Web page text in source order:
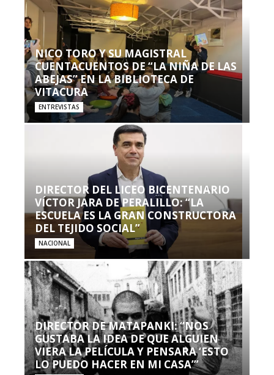
NICO TORO Y SU MAGISTRAL
CUENTACUENTOS DE “LA NIÑA DE LAS
ABEJAS” EN LA BIBLIOTECA DE
VITACURA
ENTREVISTAS
DIRECTOR DEL LICEO BICENTENARIO
VÍCTOR JARA DE PERALILLO: “LA
ESCUELA ES LA GRAN CONSTRUCTORA
DEL TEJIDO SOCIAL”
NACIONAL
DIRECTOR DE MATAPANKI: “NOS
GUSTABA LA IDEA DE QUE ALGUIEN
VIERA LA PELÍCULA Y PENSARA ‘ESTO
LO PUEDO HACER EN MI CASA’”